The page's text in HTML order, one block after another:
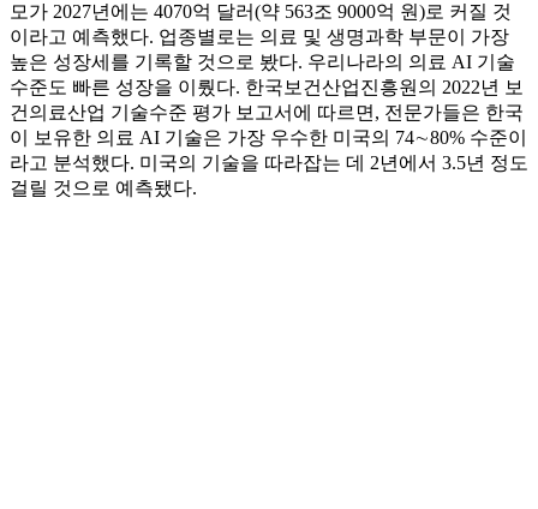
모가 2027년에는 4070억 달러(약 563조 9000억 원)로 커질 것
이라고 예측했다. 업종별로는 의료 및 생명과학 부문이 가장
높은 성장세를 기록할 것으로 봤다. 우리나라의 의료 AI 기술
수준도 빠른 성장을 이뤘다. 한국보건산업진흥원의 2022년 보
건의료산업 기술수준 평가 보고서에 따르면, 전문가들은 한국
이 보유한 의료 AI 기술은 가장 우수한 미국의 74∼80% 수준이
라고 분석했다. 미국의 기술을 따라잡는 데 2년에서 3.5년 정도
걸릴 것으로 예측됐다.